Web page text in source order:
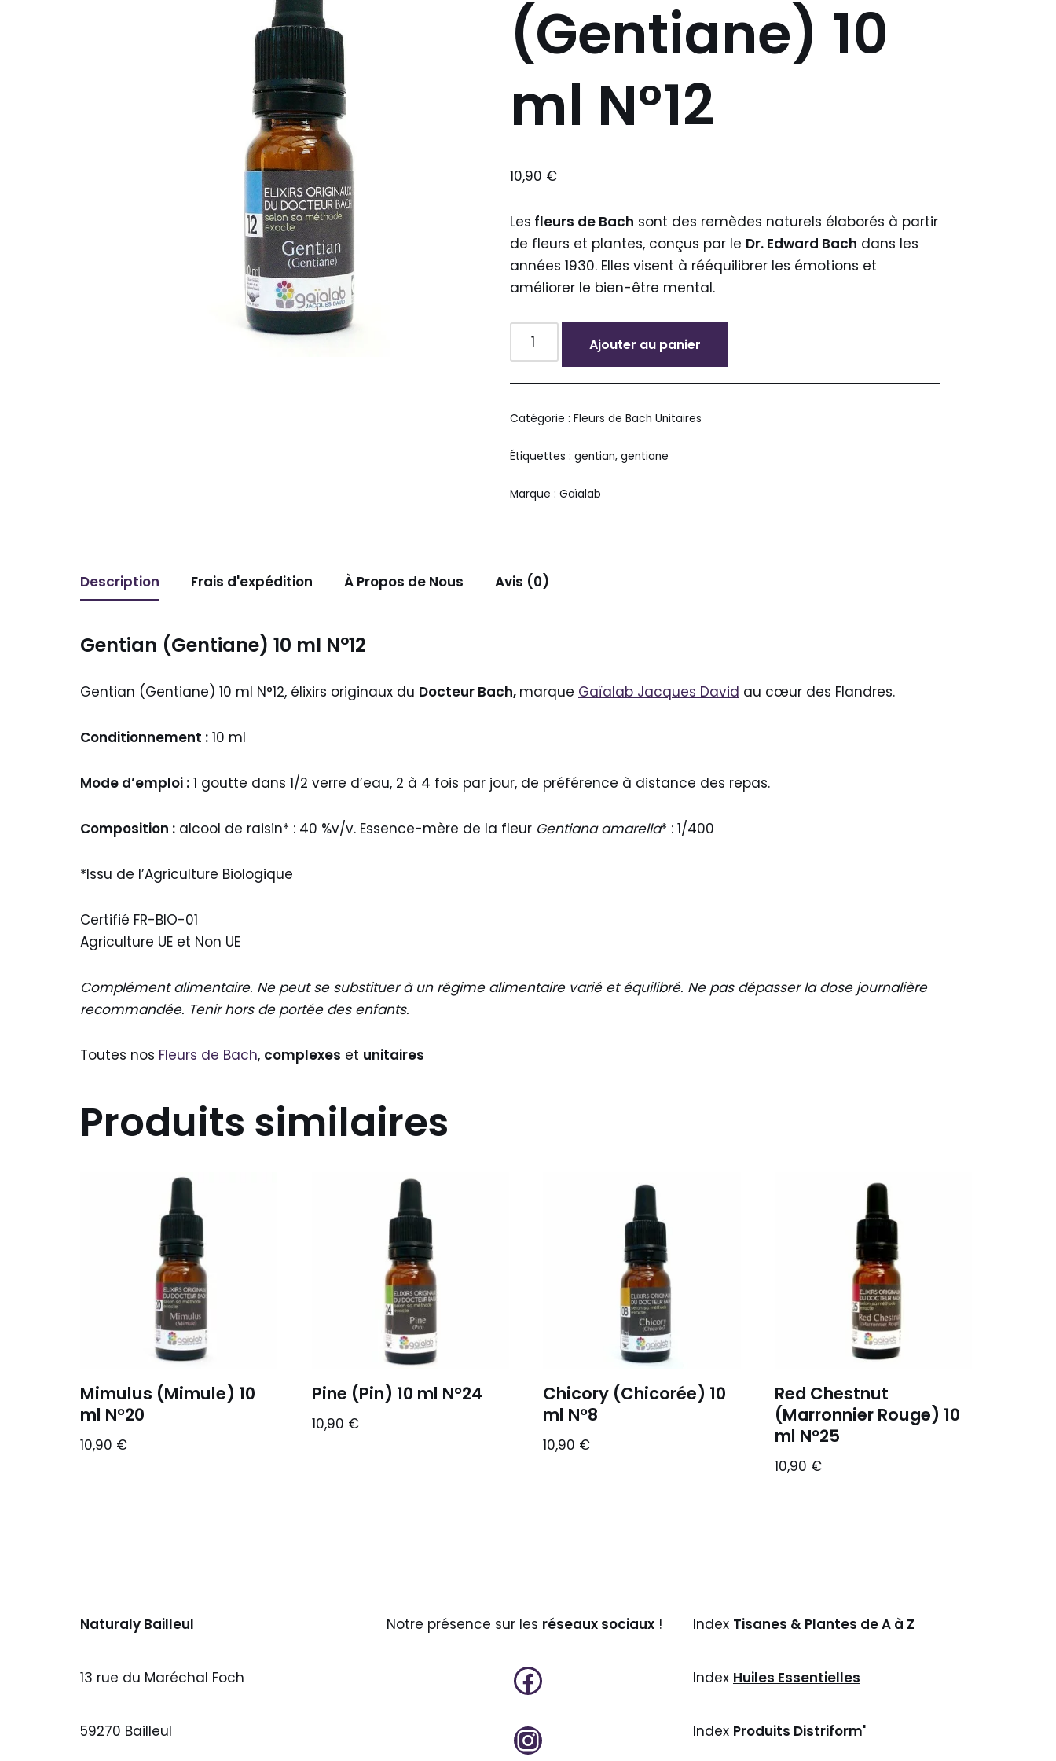
(Gentiane) 10
ml N°12
10,90 €
Les fleurs de Bach sont des remèdes naturels élaborés à partir
de fleurs et plantes, conçus par le Dr. Edward Bach dans les
années 1930. Elles visent à rééquilibrer les émotions et
améliorer le bien-être mental.
Ajouter au panier
Alternative:
Catégorie :Fleurs de Bach Unitaires
Étiquettes :gentian,gentiane
Marque :Gaïalab
Description Frais d'expédition À Propos de Nous Avis (0)
Gentian (Gentiane) 10 ml N°12
Gentian (Gentiane) 10 ml N°12, élixirs originaux du Docteur Bach, marque Gaïalab Jacques David au cœur des Flandres.
Conditionnement : 10 ml
Mode d’emploi : 1 goutte dans 1/2 verre d’eau, 2 à 4 fois par jour, de préférence à distance des repas.
Composition : alcool de raisin* : 40 %v/v. Essence-mère de la fleur Gentiana amarella* : 1/400
*Issu de l’Agriculture Biologique
Certifié FR-BIO-01
Agriculture UE et Non UE
Complément alimentaire. Ne peut se substituer à un régime alimentaire varié et équilibré. Ne pas dépasser la dose journalière
recommandée. Tenir hors de portée des enfants.
Toutes nos Fleurs de Bach, complexes et unitaires
Produits similaires
Mimulus (Mimule) 10
ml N°20
10,90 €
Pine (Pin) 10 ml N°24
10,90 €
Chicory (Chicorée) 10
ml N°8
10,90 €
Red Chestnut
(Marronnier Rouge) 10
ml N°25
10,90 €
Naturaly Bailleul
13 rue du Maréchal Foch
59270 Bailleul
Notre présence sur les réseaux sociaux ! Index Tisanes & Plantes de A à Z
Index Huiles Essentielles
Index Produits Distriform'